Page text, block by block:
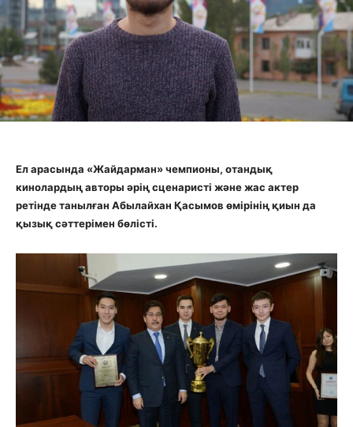
Ел арасында «Жайдарман» чемпионы, отандық
кинолардың авторы әрің сценаристі және жас актер
ретінде танылған Абылайхан Қасымов өмірінің қиын да
қызық сәттерімен бөлісті.